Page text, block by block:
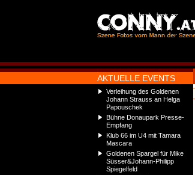
AKTUELLE EVENTS
Verleihung des Goldenen
Johann Strauss an Helga
Papouschek
Bühne Donaupark Presse-
Empfang
Klub 66 im U4 mit Tamara
Mascara
Goldenen Spargel für Mike
Süsser&Johann-Philipp
Spiegelfeld